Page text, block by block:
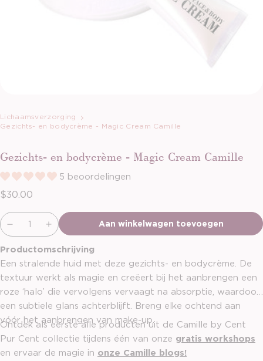
Lichaamsverzorging
Gezichts- en bodycrème - Magic Cream Camille
Gezichts- en bodycrème - Magic Cream Camille
5 beoordelingen
Normale prijs
$30.00
Verzenden
Aan winkelwagen toevoegen
Productomschrijving
Een stralende huid met deze gezichts- en bodycrème. De
textuur werkt als magie en creëert bij het aanbrengen een
roze ‘halo’ die vervolgens vervaagt na absorptie, waardoor
een subtiele glans achterblijft. Breng elke ochtend aan
vóór het aanbrengen van make-up.
Ontdek als eerste alle producten uit de Camille by Cent
Pur Cent collectie tijdens één van onze gratis workshops
en ervaar de magie in onze Camille blogs!